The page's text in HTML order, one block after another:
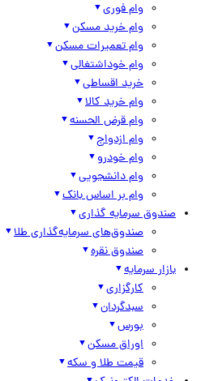
وام فوری
وام خرید مسکن
وام تعمیرات مسکن
وام خوداشتغالی
خرید اقساطی
وام خرید کالا
وام قرض الحسنه
وام ازدواج
وام خودرو
وام دانشجویی
وام بر اساس بانک
صندوق سرمایه گذاری
صندوق‌های سرمایه‌گذاری طلا
صندوق نقره
بازار سرمایه
کارگزاری
سبدگردان
بورس
اوراق مسکن
قیمت طلا و سکه